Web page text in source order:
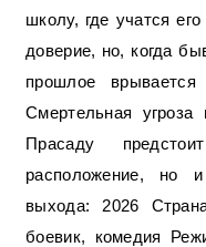
школу, где учатся
доверие, но, когда
прошлое
Смертельная
Прасаду
расположение, но
выхода: 2026
боевик, комедия